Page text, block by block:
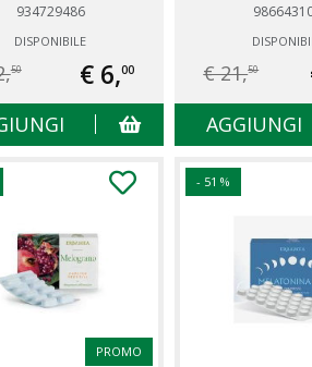
934729486
DISPONIBILE
50 € 6,00 € 21,50
AGGIUNGI
PROMO
- 51 %